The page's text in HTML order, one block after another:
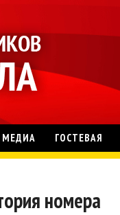
МЕДИА ГОСТЕВАЯ
номера